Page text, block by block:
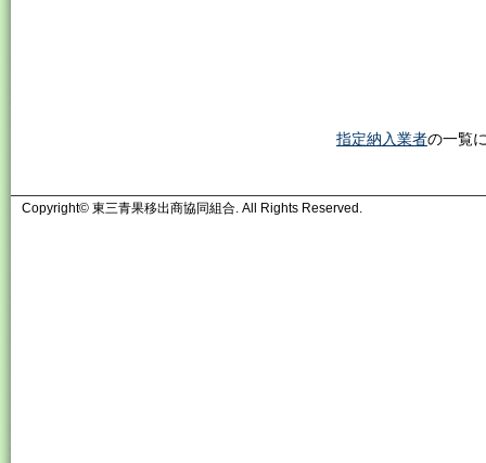
指定納入業者の一覧
Copyright© 東三青果移出商協同組合. All Rights Reserved.